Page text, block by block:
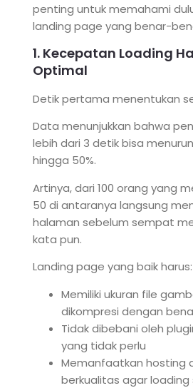
penting untuk memahami
landing page yang benar-
1. Kecepatan Loading
Optimal
Detik pertama menentukan
Data menunjukkan bahwa
lebih dari 3 detik bisa
hingga 50%.
Artinya, dari 100 orang yang
50 di antaranya langsung
halaman sebelum sempat
kata pun.
Landing page yang baik harus:
Memiliki ukuran file
dikompresi dengan
Tidak dibebani oleh
yang tidak perlu
Memanfaatkan hosting
berkualitas agar loading